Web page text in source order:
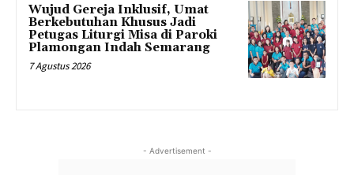
Wujud Gereja Inklusif, Umat
Berkebutuhan Khusus Jadi
Petugas Liturgi Misa di Paroki
Plamongan Indah Semarang
7 Agustus 2026
- Advertisement -